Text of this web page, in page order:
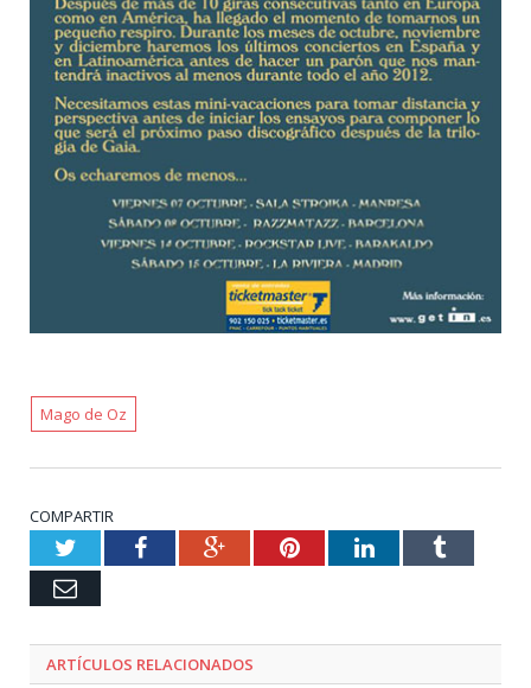
Mago de Oz
COMPARTIR
TwitterFacebookGoogle+PinterestLinkedInTumblr
Email
ARTÍCULOS RELACIONADOS